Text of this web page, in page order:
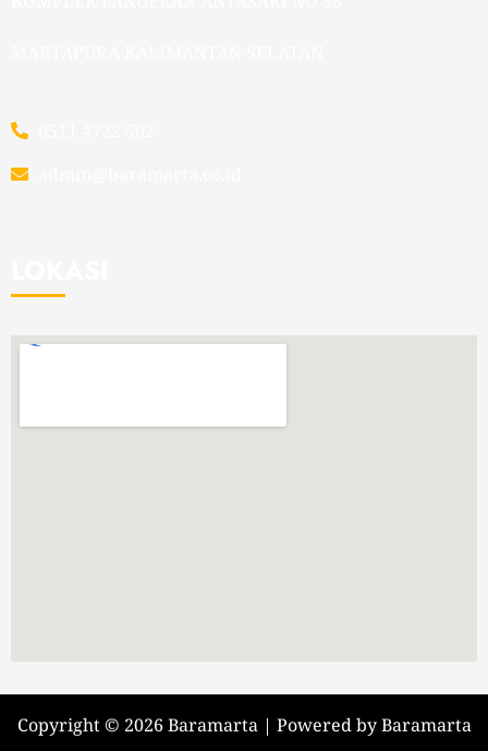
Copyright © 2026 Baramarta | Powered by Baramarta